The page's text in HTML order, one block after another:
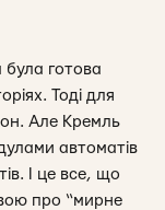
готова
Тоді для
Але Кремль
автоматів
І це все, що
про “мирне